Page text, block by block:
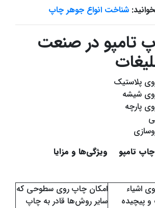
شناخت انواع جوهر چاپ
تامپو در صنعت
پلاستیک
شیشه
پارچه
چاپ تامپو ویژگی‌ها و مزایا
اشیاء
پیچیده
امکان چاپ روی سطوحی که
سایر روش‌ها قادر به چاپ